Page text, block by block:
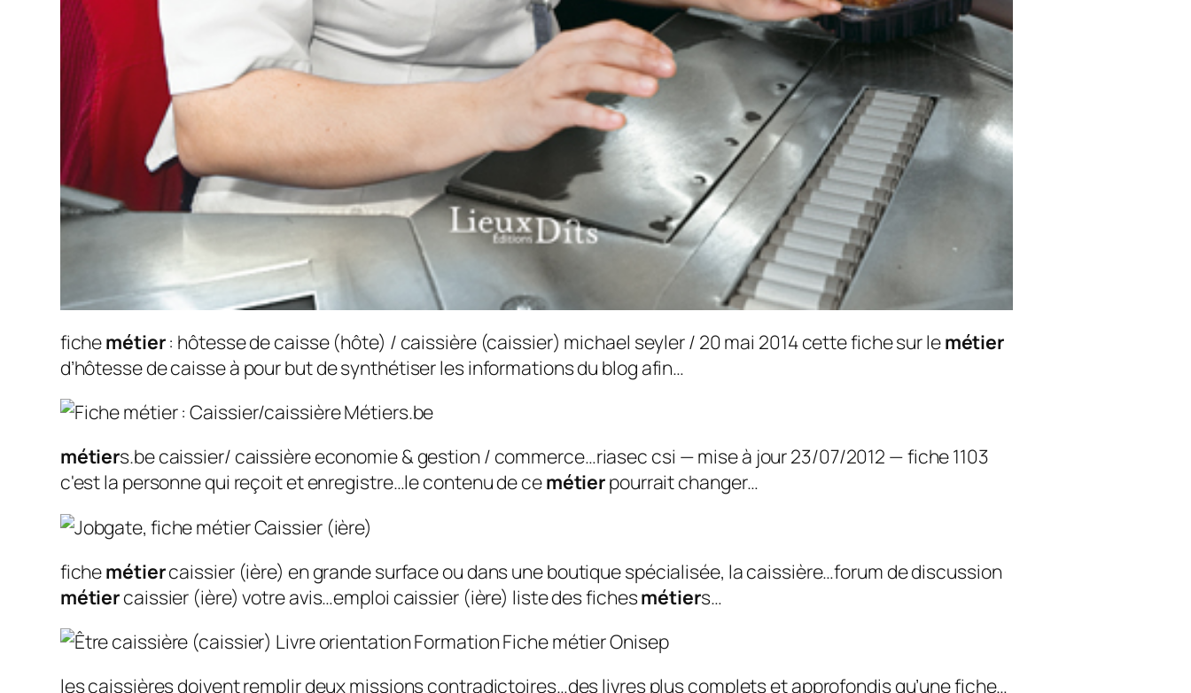
fichemétier: hôtesse de caisse (hôte) / caissière (caissier) michael seyler / 20 mai 2014 cette fiche sur lemétier
d’hôtesse de caisse à pour but de synthétiser les informations du blog afin…
métiers.be caissier/ caissière economie & gestion / commerce…riasec csi — mise à jour 23/07/2012 — fiche 1103
c'est la personne qui reçoit et enregistre…le contenu de cemétierpourrait changer…
fichemétiercaissier (ière) en grande surface ou dans une boutique spécialisée, la caissière…forum de discussion
métiercaissier (ière) votre avis…emploi caissier (ière) liste des fichesmétiers…
les caissières doivent remplir deux missions contradictoires…des livres plus complets et approfondis qu’une fiche…